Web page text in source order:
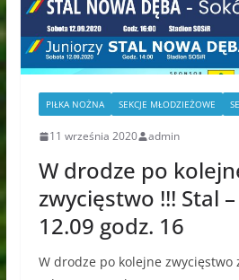
PIŁKA NOŻNA SEKCJE MŁODZIEŻOWE
11 września 2020 admin
W drodze po
zwycięstwo !!! Stal
12.09 godz. 16
W drodze po kolejne